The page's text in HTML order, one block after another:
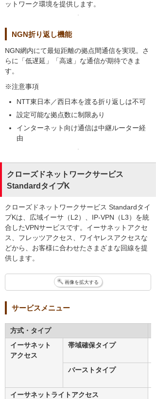
ットワーク環境を提供します。
NGN折り返し機能
NGN網内にて最短距離の拠点間通信を実現。さ
らに「低遅延」「高速」な通信が期待できま
す。
※注意事項
NTT東日本／西日本を渡る折り返しは不可
設定可能な拠点数に制限あり
インターネット向け通信は中継ルーター経
由
クローズドネットワークサービス
StandardタイプK
クローズドネットワークサービス Standardタイ
プKは、広域イーサ（L2）、IP-VPN（L3）を統
合したVPNサービスです。イーサネットアクセ
ス、フレッツアクセス、ワイヤレスアクセスな
どから、お客様に合わせたさまざまな回線を提
供します。
画像を拡大する
サービスメニュー
方式・タイプ
イーサネット
アクセス
帯域確保タイプ
バーストタイプ
イーサネットライトアクセス